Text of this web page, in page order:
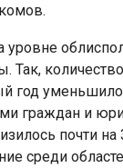
уровне
Так,
год
граждан и
почти
среди